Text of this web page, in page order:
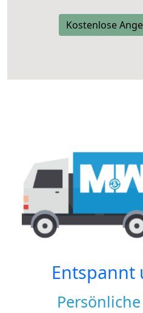
Kostenlose
Entspannt